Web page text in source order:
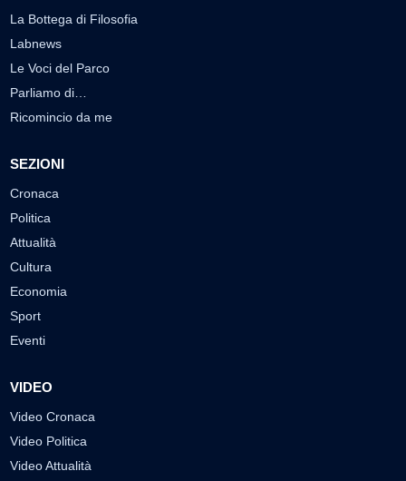
La Bottega di Filosofia
Labnews
Le Voci del Parco
Parliamo di…
Ricomincio da me
SEZIONI
Cronaca
Politica
Attualità
Cultura
Economia
Sport
Eventi
VIDEO
Video Cronaca
Video Politica
Video Attualità